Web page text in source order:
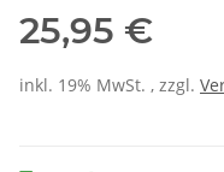
25,95 €
inkl. 19% MwSt. , zzgl.